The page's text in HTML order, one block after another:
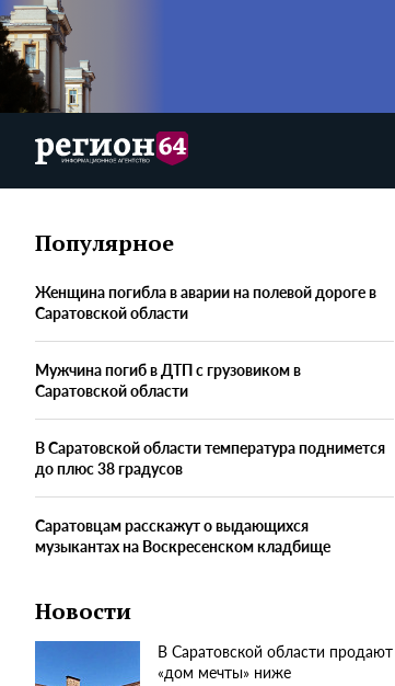
Популярное
Женщина погибла в аварии на полевой дороге в
Саратовской области
Мужчина погиб в ДТП с грузовиком в
Саратовской области
В Саратовской области температура поднимется
до плюс 38 градусов
Саратовцам расскажут о выдающихся
музыкантах на Воскресенском кладбище
Новости
В Саратовской области продают
«дом мечты» ниже